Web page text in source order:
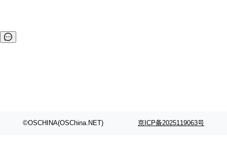
©OSCHINA(OSChina.NET) 京ICP备2025119063号